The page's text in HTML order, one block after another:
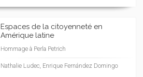
Espaces de la citoyenneté en
Amérique latine
Hommage à Perla Petrich
Nathalie Ludec, Enrique Fernández Domingo